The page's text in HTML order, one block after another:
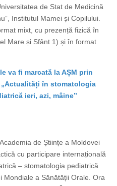
de Stat de Medicină
Institutul Mamei și Copilului.
mixt, cu prezență fizică în
Mare și Sfânt 1) și în format
va fi marcată la AȘM prin
în stomatologia
ieri, azi, mâine”
de Științe a Moldovei
cu participare internațională
– stomatologia pediatrică
Mondiale a Sănătății Orale. Ora